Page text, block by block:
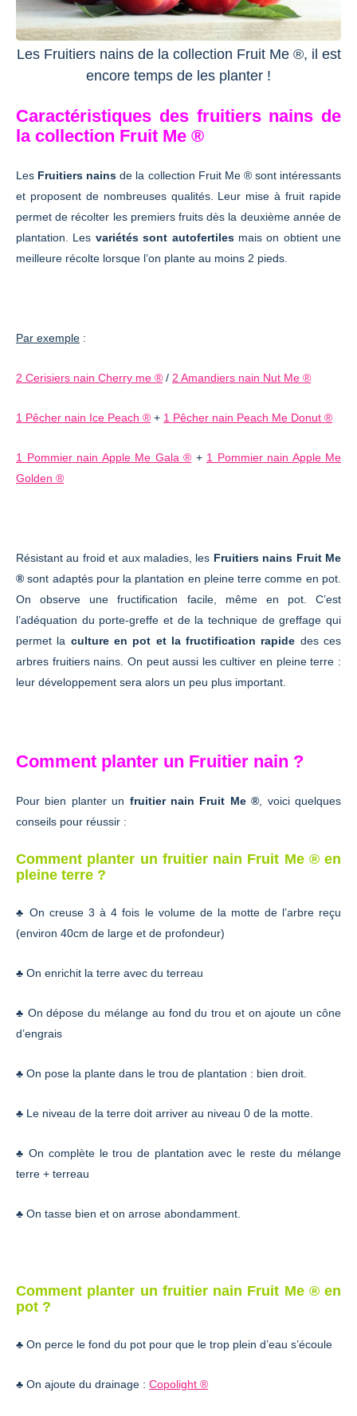
Les Fruitiers nains de la collection Fruit Me ®, il est
encore temps de les planter !
Caractéristiques des fruitiers nains de
la collection Fruit Me ®
Les Fruitiers nains de la collection Fruit Me ® sont intéressants
et proposent de nombreuses qualités. Leur mise à fruit rapide
permet de récolter les premiers fruits dès la deuxième année de
plantation. Les variétés sont autofertilesmais on obtient une
meilleure récolte lorsque l’on plante au moins 2 pieds.
Par exemple :
2 Cerisiers nain Cherry me ® / 2 Amandiers nain Nut Me ®
1 Pêcher nain Ice Peach ® + 1 Pêcher nain Peach Me Donut ®
1 Pommier nain Apple Me Gala ® + 1 Pommier nain Apple Me
Golden ®
Résistant au froid et aux maladies, les Fruitiers nains Fruit Me
® sont adaptés pour la plantation en pleine terre comme en pot.
On observe une fructification facile, même en pot. C’est
l’adéquation du porte-greffe et de la technique de greffage qui
permet la culture en pot et la fructification rapide des ces
arbres fruitiers nains. On peut aussi les cultiver en pleine terre :
leur développement sera alors un peu plus important.
Comment planter un Fruitier nain ?
Pour bien planter un fruitier nain Fruit Me ®, voici quelques
conseils pour réussir :
Comment planter un fruitier nain Fruit Me ® en
pleine terre ?
♣ On creuse 3 à 4 fois le volume de la motte de l’arbre reçu
(environ 40cm de large et de profondeur)
♣ On enrichit la terre avec du terreau
♣ On dépose du mélange au fond du trou et on ajoute un cône
d’engrais
♣ On pose la plante dans le trou de plantation : bien droit.
♣ Le niveau de la terre doit arriver au niveau 0 de la motte.
♣ On complète le trou de plantation avec le reste du mélange
terre + terreau
♣ On tasse bien et on arrose abondamment.
Comment planter un fruitier nain Fruit Me ® en
pot ?
♣ On perce le fond du pot pour que le trop plein d’eau s’écoule
♣ On ajoute du drainage : Copolight ®